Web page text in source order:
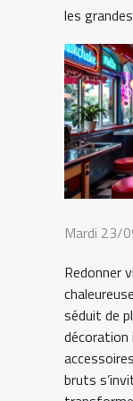
les
Mardi 23/
Redonner
séduit de
décoration
bruts